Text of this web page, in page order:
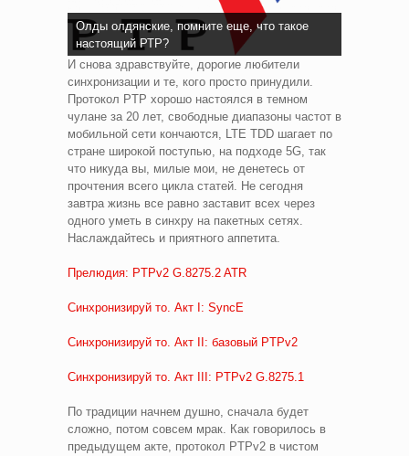
Олды олдянские, помните еще, что такое
настоящий РТР?
И снова здравствуйте, дорогие любители
синхронизации и те, кого просто принудили.
Протокол PTP хорошо настоялся в темном
чулане за 20 лет, свободные диапазоны частот в
мобильной сети кончаются, LTE TDD шагает по
стране широкой поступью, на подходе 5G, так
что никуда вы, милые мои, не денетесь от
прочтения всего цикла статей. Не сегодня
завтра жизнь все равно заставит всех через
одного уметь в синхру на пакетных сетях.
Наслаждайтесь и приятного аппетита.
Прелюдия: PTPv2 G.8275.2 ATR
Синхронизируй то. Акт I: SyncE
Синхронизируй то. Акт II: базовый PTPv2
Синхронизируй то. Акт III: PTPv2 G.8275.1
По традиции начнем душно, сначала будет
сложно, потом совсем мрак. Как говорилось в
предыдущем акте, протокол PTPv2 в чистом